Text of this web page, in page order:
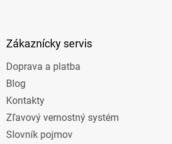
Zákaznícky servis
Doprava a platba
Blog
Kontakty
Zľavový vernostný systém
Slovník pojmov